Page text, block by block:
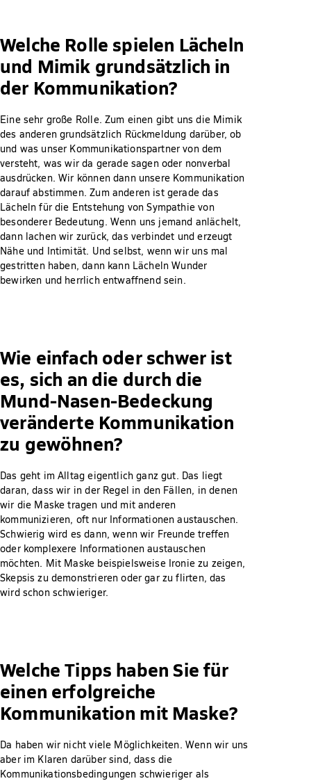
Welche Rolle spielen Lächeln
und Mimik grundsätzlich in
der Kommunikation?
Eine sehr große Rolle. Zum einen gibt uns die Mimik
des anderen grundsätzlich Rückmeldung darüber, ob
und was unser Kommunikationspartner von dem
versteht, was wir da gerade sagen oder nonverbal
ausdrücken. Wir können dann unsere Kommunikation
darauf abstimmen. Zum anderen ist gerade das
Lächeln für die Entstehung von Sympathie von
besonderer Bedeutung. Wenn uns jemand anlächelt,
dann lachen wir zurück, das verbindet und erzeugt
Nähe und Intimität. Und selbst, wenn wir uns mal
gestritten haben, dann kann Lächeln Wunder
bewirken und herrlich entwaffnend sein.
Wie einfach oder schwer ist
es, sich an die durch die
Mund-Nasen-Bedeckung
veränderte Kommunikation
zu gewöhnen?
Das geht im Alltag eigentlich ganz gut. Das liegt
daran, dass wir in der Regel in den Fällen, in denen
wir die Maske tragen und mit anderen
kommunizieren, oft nur Informationen austauschen.
Schwierig wird es dann, wenn wir Freunde treffen
oder komplexere Informationen austauschen
möchten. Mit Maske beispielsweise Ironie zu zeigen,
Skepsis zu demonstrieren oder gar zu flirten, das
wird schon schwieriger.
Welche Tipps haben Sie für
einen erfolgreiche
Kommunikation mit Maske?
Da haben wir nicht viele Möglichkeiten. Wenn wir uns
aber im Klaren darüber sind, dass die
Kommunikationsbedingungen schwieriger als